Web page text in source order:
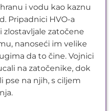
i vodu kao kaznu
Pripadnici HVO-a
zatočene
nanoseći im velike
da to čine. Vojnici
na zatočenike, dok
pse na njih, s ciljem